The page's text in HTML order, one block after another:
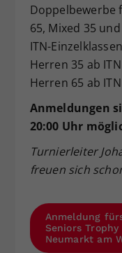
Doppelbewerbe
65, Mixed 35
ITN-
Herren 35 ab
Herren 65 ab
Anmeldungen
20:00 Uhr
Turnierleiter
freuen sich
Anmeldung
Seniors
Neumarkt am